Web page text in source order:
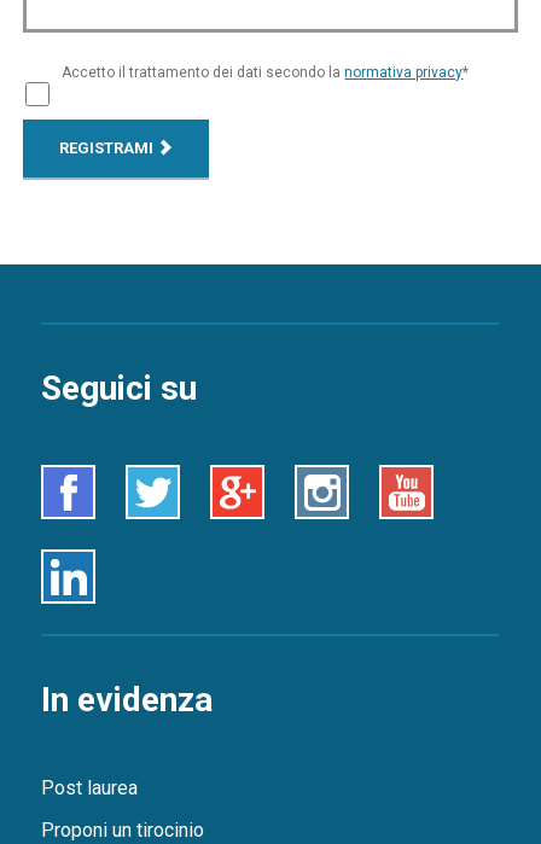
Accetto il trattamento dei dati secondo lanormativa privacy*
REGISTRAMI
Seguici su
Facebook Twitter Google+ Instagram Youtube
Linkedin
In evidenza
Post laurea
Proponi un tirocinio